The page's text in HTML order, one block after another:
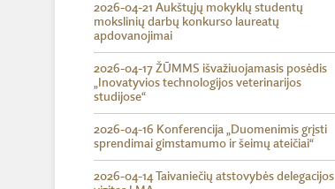
2026-04-21 Aukštųjų mokyklų studentų
mokslinių darbų konkurso laureatų
apdovanojimai
2026-04-17 ŽŪMMS išvažiuojamasis posėdis
„Inovatyvios technologijos veterinarijos
studijose“
2026-04-16 Konferencija „Duomenimis grįsti
sprendimai gimstamumo ir šeimų ateičiai“
2026-04-14 Taivaniečių atstovybės delegacijos